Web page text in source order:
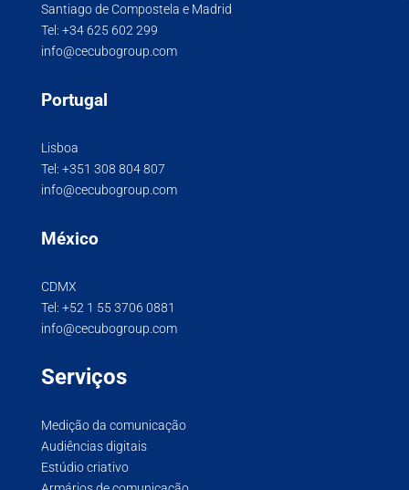
Santiago de Compostela e Madrid
Tel: +34 625 602 299
info@cecubogroup.com
Portugal
Lisboa
Tel: +351 308 804 807
info@cecubogroup.com
México
CDMX
Tel: +52 1 55 3706 0881
info@cecubogroup.com
Serviços
Medição da comunicação
Audiências digitais
Estúdio criativo